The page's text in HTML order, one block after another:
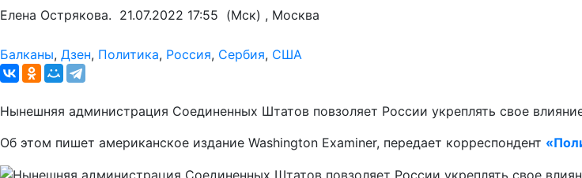
Елена Острякова. 21.07.2022 17:55 (Мск) , Москва
Балканы, Дзен, Политика, Россия, Сербия, США
Нынешняя администрация Соединенных Штатов повзоляет России укреплять свое
Об этом пишет американское издание Washington Examiner, передает корреспондент